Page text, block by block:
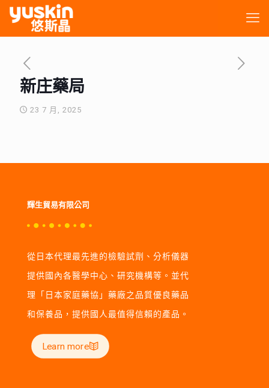
新庄藥局
23 7 月, 2025
輝生貿易有限公司
從日本代理最先進的檢驗試劑、分析儀器
提供國內各醫學中心、研究機構等。並代
理「日本家庭藥協」藥廠之品質優良藥品
和保養品，提供國人最值得信賴的產品。
Learn more